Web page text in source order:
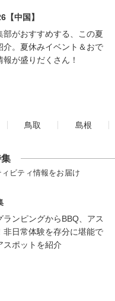
【中国】
部がおすすめする、この夏
介。夏休みイベント＆おで
が盛りだくさん！
鳥取 島根
ビティ情報をお届け
ランピングからBBQ、アス
非日常体験を存分に堪能で
スポットを紹介